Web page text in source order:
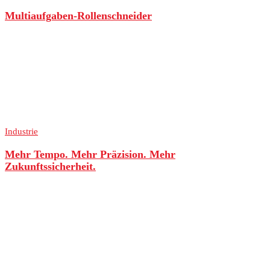
Multiaufgaben-Rollenschneider
Industrie
Mehr Tempo. Mehr Präzision. Mehr
Zukunftssicherheit.